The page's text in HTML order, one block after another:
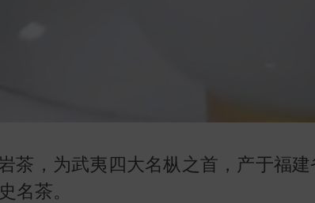
茶，为武夷四大名枞之首，产于福
名茶。